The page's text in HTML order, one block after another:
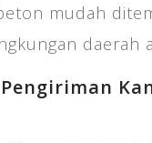
mudah
daerah